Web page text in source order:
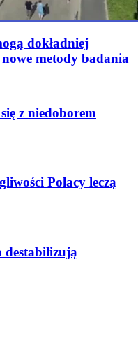
dokładniej
metody badania
z niedoborem
Polacy leczą